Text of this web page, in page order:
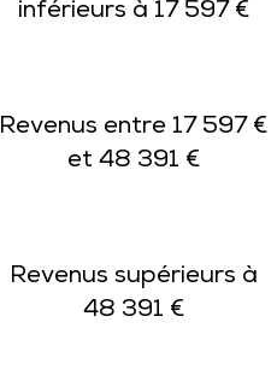
inférieurs à 17 597 €
Revenus entre 17 597 €
et 48 391 €
Revenus supérieurs à
48 391 €